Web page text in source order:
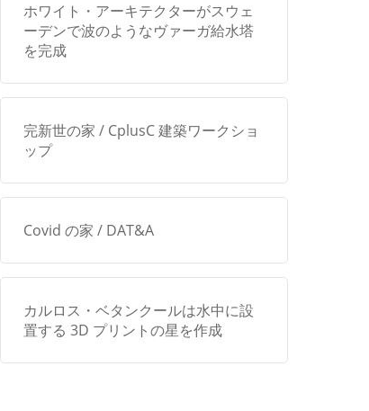
ホワイト・アーキテクターがスウェ
ーデンで波のようなヴァーガ給水塔
を完成
完新世の家 / CplusC 建築ワークショ
ップ
Covid の家 / DAT&A
カルロス・ベタンクールは水中に設
置する 3D プリントの星を作成